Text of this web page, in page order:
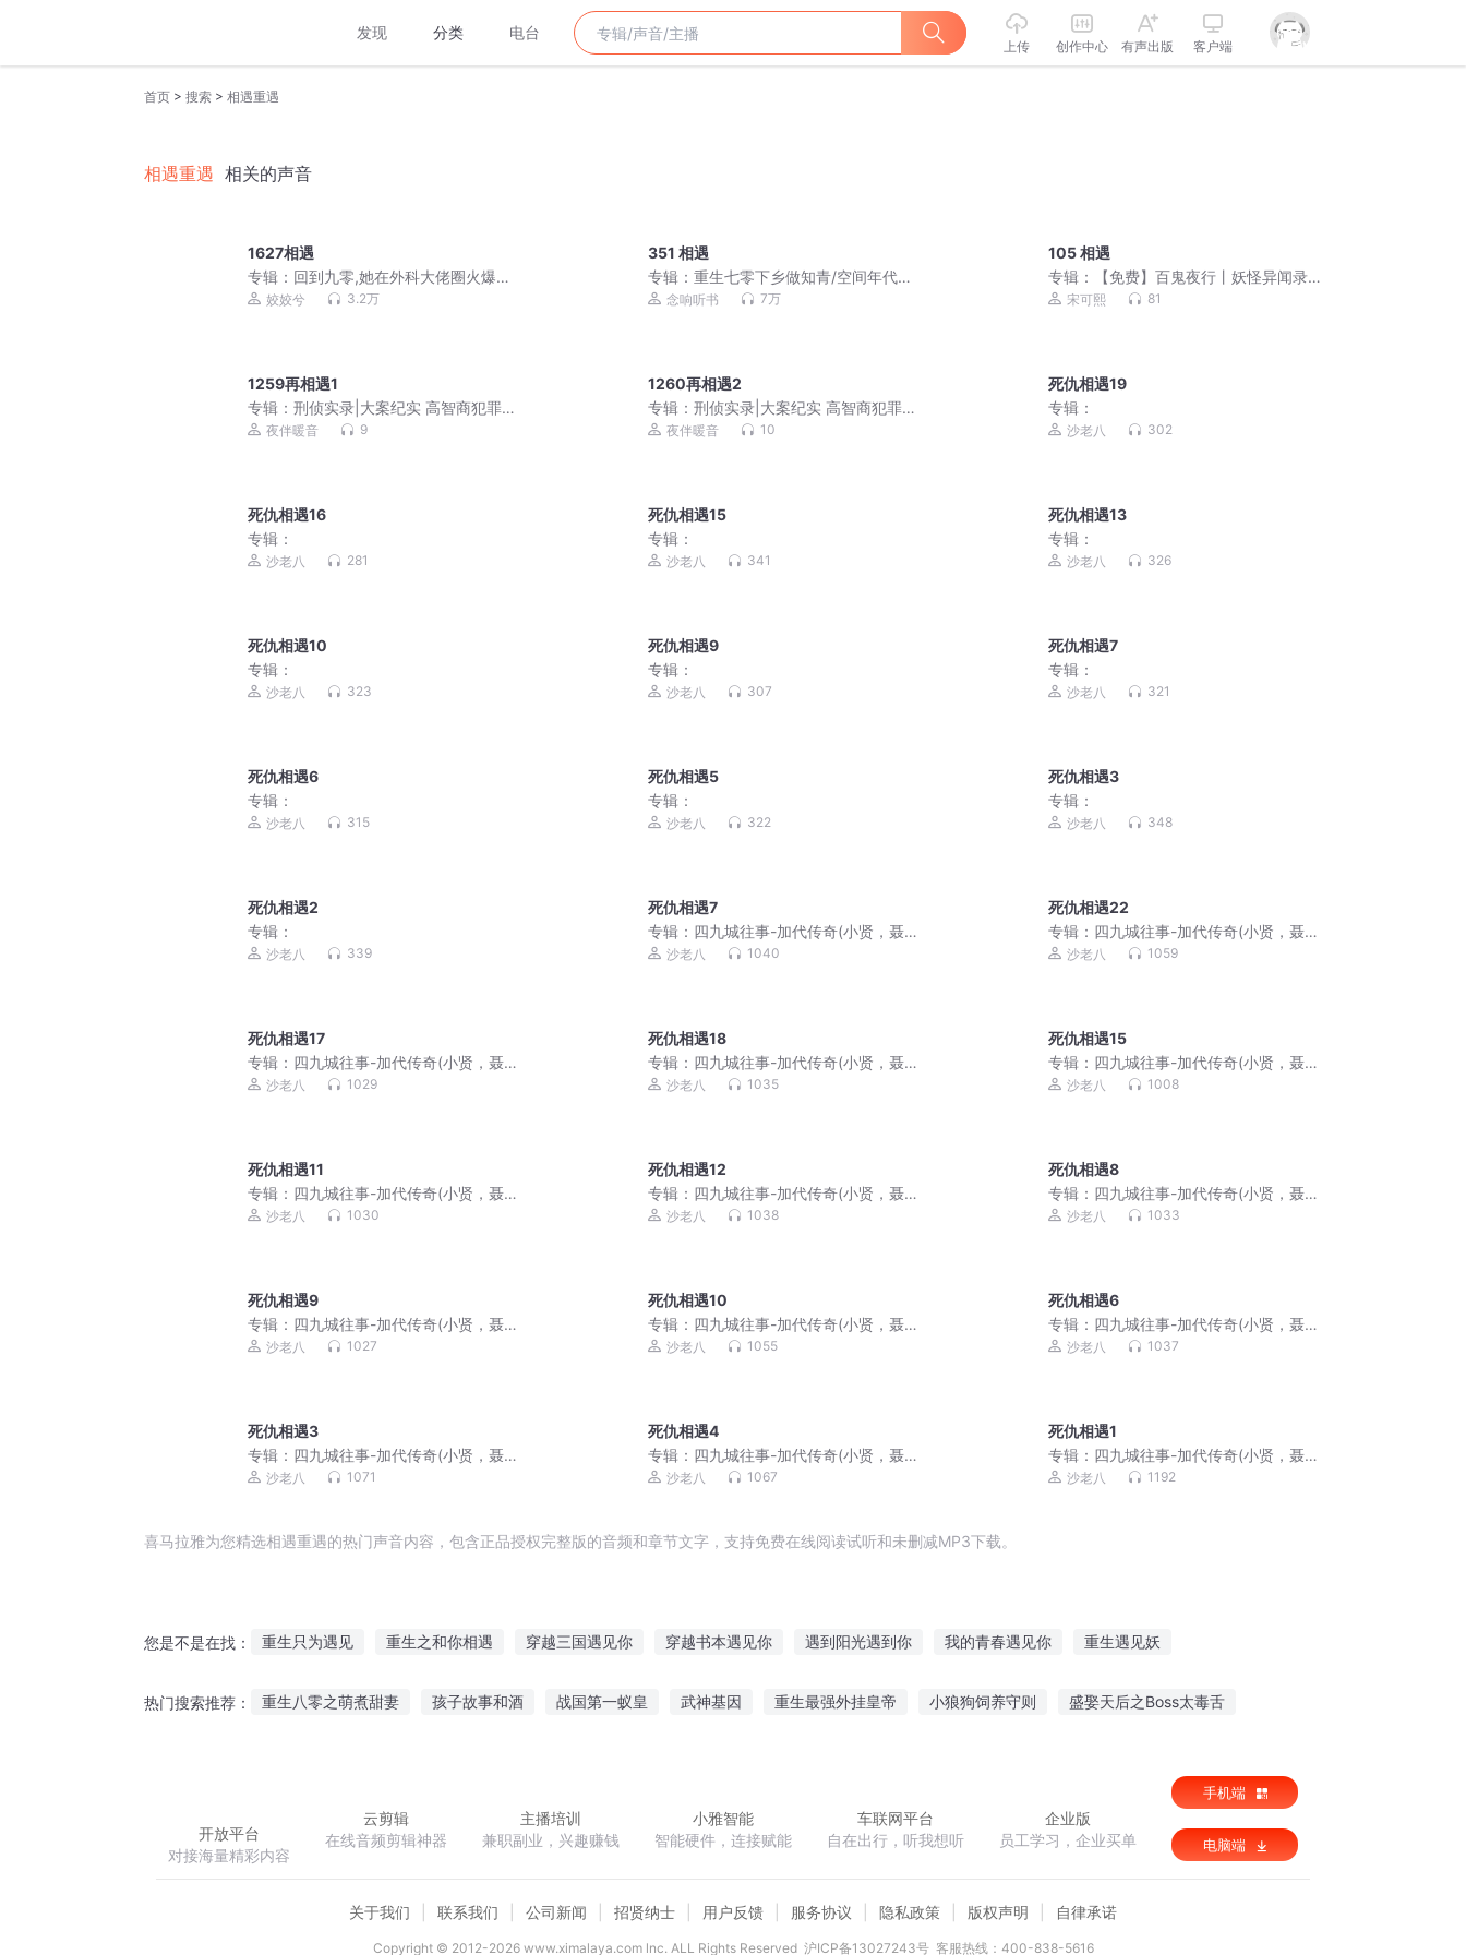
发现 分类 电台
上传 创作中心 有声出版 客户端
首页 > 搜索 > 相遇重遇
相遇重遇 相关的声音
1627相遇
专辑： 回到九零,她在外科大佬圈火爆了
|姣姣兮 | 起点口碑爽文 | 多人有声剧
姣姣兮 3.2万
351 相遇
专辑：重生七零下乡做知青/空间年代文/
多人有声剧
念响听书 7万
105 相遇
专辑：
【免费】百鬼夜行丨妖怪异闻录
丨人与妖的羁绊
宋可熙 81
1259再相遇1
专辑： 刑侦实录|大案纪实 高智商犯罪
吕鹏同款
夜伴暖音 9
1260再相遇2
专辑：刑侦实录|大案纪实 高智商犯罪
吕鹏同款
夜伴暖音 10
死仇相遇19
专辑：
沙老八 302
死仇相遇16
专辑：
沙老八 281
死仇相遇15
专辑：
沙老八 341
死仇相遇13
专辑：
沙老八 326
死仇相遇10
专辑：
沙老八 323
死仇相遇9
专辑：
沙老八 307
死仇相遇7
专辑：
沙老八 321
死仇相遇6
专辑：
沙老八 315
死仇相遇5
专辑：
沙老八 322
死仇相遇3
专辑：
沙老八 348
死仇相遇2
专辑：
沙老八 339
死仇相遇7
专辑： 四九城往事-加代传奇(小贤，聂
磊，李正光，梁旭东)
沙老八 1040
死仇相遇22
专辑： 四九城往事-加代传奇(小贤，聂
磊，李正光，梁旭东)
沙老八 1059
死仇相遇17
专辑： 四九城往事-加代传奇(小贤，聂
磊，李正光，梁旭东)
沙老八 1029
死仇相遇18
专辑： 四九城往事-加代传奇(小贤，聂
磊，李正光，梁旭东)
沙老八 1035
死仇相遇15
专辑： 四九城往事-加代传奇(小贤，聂
磊，李正光，梁旭东)
沙老八 1008
死仇相遇11
专辑： 四九城往事-加代传奇(小贤，聂
磊，李正光，梁旭东)
沙老八 1030
死仇相遇12
专辑： 四九城往事-加代传奇(小贤，聂
磊，李正光，梁旭东)
沙老八 1038
死仇相遇8
专辑： 四九城往事-加代传奇(小贤，聂
磊，李正光，梁旭东)
沙老八 1033
死仇相遇9
专辑： 四九城往事-加代传奇(小贤，聂
磊，李正光，梁旭东)
沙老八 1027
死仇相遇10
专辑： 四九城往事-加代传奇(小贤，聂
磊，李正光，梁旭东)
沙老八 1055
死仇相遇6
专辑： 四九城往事-加代传奇(小贤，聂
磊，李正光，梁旭东)
沙老八 1037
死仇相遇3
专辑： 四九城往事-加代传奇(小贤，聂
磊，李正光，梁旭东)
沙老八 1071
死仇相遇4
专辑： 四九城往事-加代传奇(小贤，聂
磊，李正光，梁旭东)
沙老八 1067
死仇相遇1
专辑： 四九城往事-加代传奇(小贤，聂
磊，李正光，梁旭东)
沙老八 1192
喜马拉雅为您精选相遇重遇的热门声音内容，包含正品授权完整版的音频和章节文字，支持免费在线阅读试听和未删减MP3下载。
您是不是在找： 重生只为遇见 重生之和你相遇 穿越三国遇见你 穿越书本遇见你 遇到阳光遇到你 我的青春遇见你 重生遇见妖
热门搜索推荐： 重生八零之萌煮甜妻 孩子故事和酒 战国第一蚁皇 武神基因 重生最强外挂皇帝 小狼狗饲养守则 盛娶天后之Boss太毒舌
开放平台
对接海量精彩内容
云剪辑
在线音频剪辑神器
主播培训
兼职副业，兴趣赚钱
小雅智能
智能硬件，连接赋能
车联网平台
自在出行，听我想听
企业版
员工学习，企业买单
手机端
电脑端
关于我们 联系我们 公司新闻 招贤纳士 用户反馈 服务协议 隐私政策 版权声明 自律承诺
Copyright © 2012-2026www.ximalaya.com lnc. ALL Rights Reserved 沪ICP备13027243号 客服热线：400-838-5616